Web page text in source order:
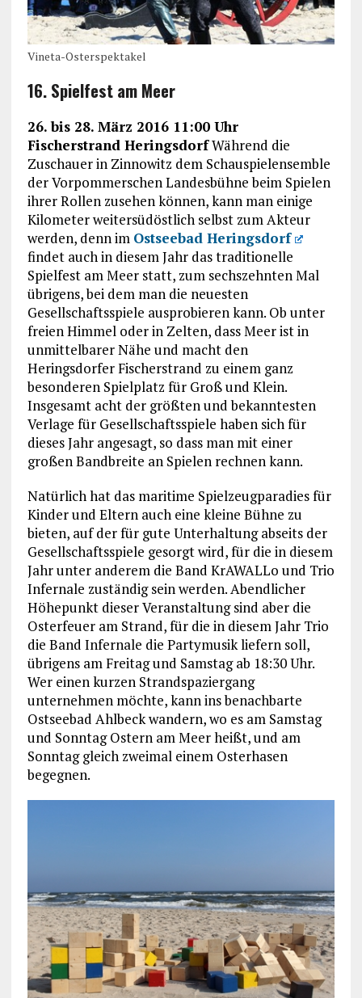
Vineta-Osterspektakel
16. Spielfest am Meer
26. bis 28. März 2016 11:00 Uhr
Fischerstrand HeringsdorfWährend die
Zuschauer in Zinnowitz dem Schauspielensemble
der Vorpommerschen Landesbühne beim Spielen
ihrer Rollen zusehen können, kann man einige
Kilometer weitersüdöstlich selbst zum Akteur
werden, denn im Ostseebad Heringsdorf
findet auch in diesem Jahr das traditionelle
Spielfest am Meer statt, zum sechszehnten Mal
übrigens, bei dem man die neuesten
Gesellschaftsspiele ausprobieren kann. Ob unter
freien Himmel oder in Zelten, dass Meer ist in
unmittelbarer Nähe und macht den
Heringsdorfer Fischerstrand zu einem ganz
besonderen Spielplatz für Groß und Klein.
Insgesamt acht der größten und bekanntesten
Verlage für Gesellschaftsspiele haben sich für
dieses Jahr angesagt, so dass man mit einer
großen Bandbreite an Spielen rechnen kann.
Natürlich hat das maritime Spielzeugparadies für
Kinder und Eltern auch eine kleine Bühne zu
bieten, auf der für gute Unterhaltung abseits der
Gesellschaftsspiele gesorgt wird, für die in diesem
Jahr unter anderem die Band KrAWALLo und Trio
Infernale zuständig sein werden. Abendlicher
Höhepunkt dieser Veranstaltung sind aber die
Osterfeuer am Strand, für die in diesem Jahr Trio
die Band Infernale die Partymusik liefern soll,
übrigens am Freitag und Samstag ab 18:30 Uhr.
Wer einen kurzen Strandspaziergang
unternehmen möchte, kann ins benachbarte
Ostseebad Ahlbeck wandern, wo es am Samstag
und Sonntag Ostern am Meer heißt, und am
Sonntag gleich zweimal einem Osterhasen
begegnen.